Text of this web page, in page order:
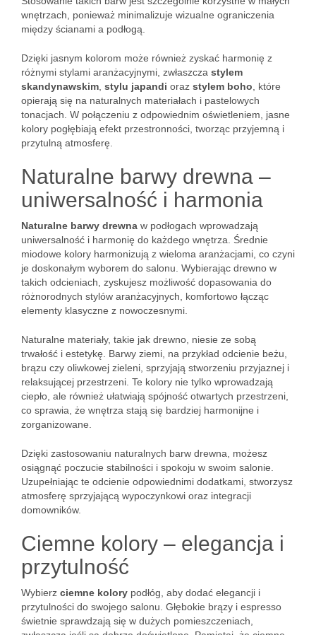
wnętrzach, ponieważ minimalizuje wizualne ograniczenia
między ścianami a podłogą.
Dzięki jasnym kolorom może również zyskać harmonię z
różnymi stylami aranżacyjnymi, zwłaszcza stylem
skandynawskim stylu japandi oraz stylem boho , które
opierają się na naturalnych materiałach i pastelowych
tonacjach. W połączeniu z odpowiednim oświetleniem, jasne
kolory pogłębiają efekt przestronności, tworząc przyjemną i
przytulną atmosferę.
Naturalne barwy drewna –
uniwersalność i harmonia
Naturalne barwy drewna w podłogach wprowadzają
uniwersalność i harmonię do każdego wnętrza. Średnie
miodowe kolory harmonizują z wieloma aranżacjami, co czyni
je doskonałym wyborem do salonu. Wybierając drewno w
takich odcieniach, zyskujesz możliwość dopasowania do
różnorodnych stylów aranżacyjnych, komfortowo łącząc
elementy klasyczne z nowoczesnymi.
Naturalne materiały, takie jak drewno, niesie ze sobą
trwałość i estetykę. Barwy ziemi, na przykład odcienie beżu,
brązu czy oliwkowej zieleni, sprzyjają stworzeniu przyjaznej i
relaksującej przestrzeni. Te kolory nie tylko wprowadzają
ciepło, ale również ułatwiają spójność otwartych przestrzeni,
co sprawia, że wnętrza stają się bardziej harmonijne i
zorganizowane.
Dzięki zastosowaniu naturalnych barw drewna, możesz
osiągnąć poczucie stabilności i spokoju w swoim salonie.
Uzupełniając te odcienie odpowiednimi dodatkami, stworzysz
atmosferę sprzyjającą wypoczynkowi oraz integracji
domowników.
Ciemne kolory – elegancja i
przytulność
Wybierz ciemne kolory podłóg, aby dodać elegancji i
przytulności do swojego salonu. Głębokie brązy i espresso
świetnie sprawdzają się w dużych pomieszczeniach,